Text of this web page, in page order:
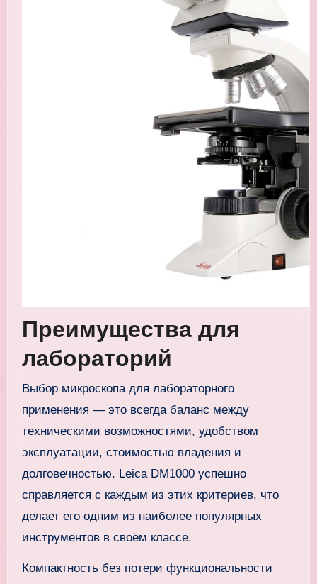
Преимущества для
лабораторий
Выбор микроскопа для лабораторного
применения — это всегда баланс между
техническими возможностями, удобством
эксплуатации, стоимостью владения и
долговечностью. Leica DM1000 успешно
справляется с каждым из этих критериев, что
делает его одним из наиболее популярных
инструментов в своём классе.
Компактность без потери функциональности